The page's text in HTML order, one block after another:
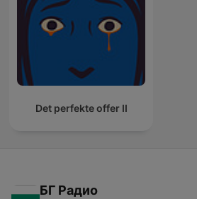
Det perfekte offer II
БГ Радио